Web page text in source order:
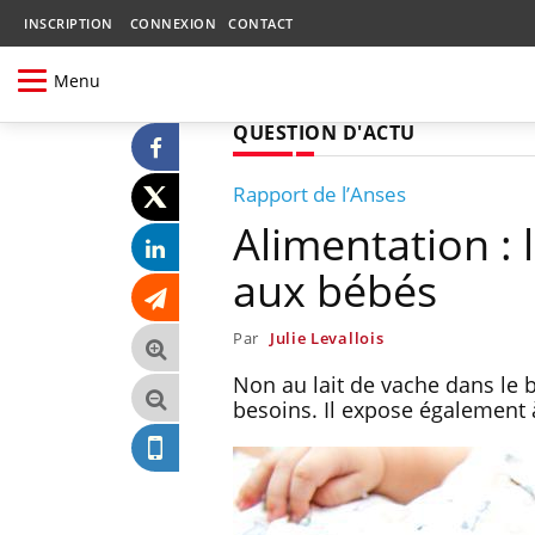
INSCRIPTION CONNEXION CONTACT
Menu
QUESTION D'ACTU
Rapport de l’Anses
Alimentation :
aux bébés
Par Julie Levallois
Non au lait de vache dans le
besoins. Il expose